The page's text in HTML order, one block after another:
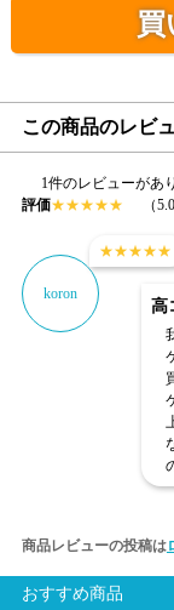
買
この商品のレビ
1件のレビューがあ
評価★★★★★ （
★★★★★
koron
高
商品レビューの投稿は
おすすめ商品